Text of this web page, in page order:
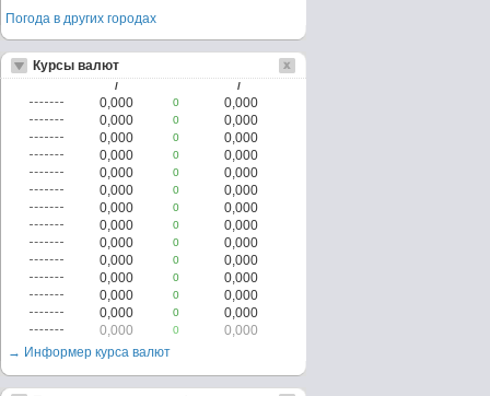
Погода в других городах
Курсы валют
/ /
0,000 0
0,000
0,000
0
0,000
0,000
0
0,000
0,000
0
0,000
0,000
0
0,000
0,000
0
0,000
0,000
0
0,000
0,000
0
0,000
0,000
0
0,000
0,000
0
0,000
0,000
0
0,000
0,000
0
0,000
0,000
0
0,000
0,000
0
0,000
→ Информер курса валют